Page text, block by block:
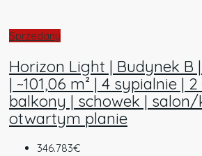
Sprzedany
Horizon Light | Budynek B
| ~101,06 m² | 4 sypialnie |
balkony | schowek |
otwartym planie
346.783€